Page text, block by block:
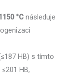
°C následuje
HB) s tímto
HB,